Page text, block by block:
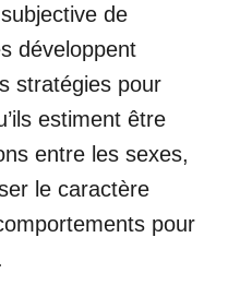
de
développent
stratégies pour
estiment être
entre les sexes,
le caractère
pour